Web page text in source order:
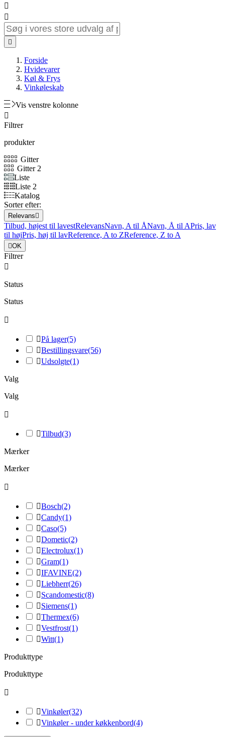



Forside
Hvidevarer
Køl & Frys
Vinkøleskab
Vis venstre kolonne

Filtrer
produkter
Gitter
Gitter 2
Liste
Liste 2
Katalog
Sorter efter:
Relevans
Tilbud, højest til lavestRelevansNavn, A til ÅNavn, Å til APris, lav
til højPris, høj til lavReference, A to ZReference, Z to A
OK
Filtrer

Status
Status

På lager(5)
Bestillingsvare(56)
Udsolgte(1)
Valg
Valg

Tilbud(3)
Mærker
Mærker

Bosch(2)
Candy(1)
Caso(5)
Dometic(2)
Electrolux(1)
Gram(1)
IFAVINE(2)
Liebherr(26)
Scandomestic(8)
Siemens(1)
Thermex(6)
Vestfrost(1)
Witt(1)
Produkttype
Produkttype

Vinkøler(32)
Vinkøler - under køkkenbord(4)